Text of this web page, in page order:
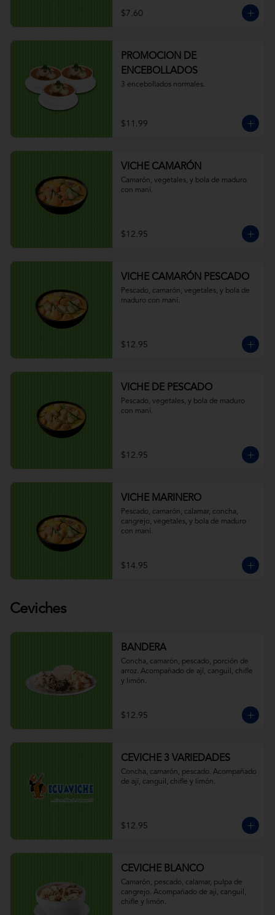
$7.60
PROMOCION DE
ENCEBOLLADOS
3 encebollados normales.
$11.99
VICHE CAMARÓN
Camarón, vegetales, y bola de maduro
con maní.
$12.95
VICHE CAMARÓN PESCADO
Pescado, camarón, vegetales, y bola de
maduro con maní.
$12.95
VICHE DE PESCADO
Pescado, vegetales, y bola de maduro
con maní.
$12.95
VICHE MARINERO
Pescado, camarón, calamar, concha,
cangrejo, vegetales, y bola de maduro
con maní.
$14.95
Ceviches
BANDERA
Concha, camarón, pescado, porción de
arroz. Acompañado de ají, canguil, chifle
y limón.
$12.95
CEVICHE 3 VARIEDADES
Concha, camarón, pescado. Acompañado
de ají, canguil, chifle y limón.
$12.95
CEVICHE BLANCO
Camarón, pescado, calamar, pulpa de
cangrejo. Acompañado de ají, canguil,
chifle y limón.